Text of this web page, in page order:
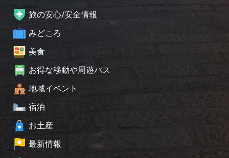
旅の安心/安全情報
みどころ
美食
お得な移動や周遊パス
地域イベント
宿泊
お土産
最新情報